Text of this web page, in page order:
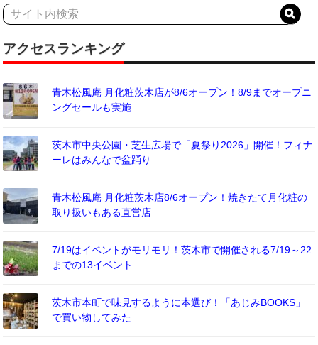
アクセスランキング
青木松風庵 月化粧茨木店が8/6オープン！8/9までオープニ
ングセールも実施
茨木市中央公園・芝生広場で「夏祭り2026」開催！フィナ
ーレはみんなで盆踊り
青木松風庵 月化粧茨木店8/6オープン！焼きたて月化粧の
取り扱いもある直営店
7/19はイベントがモリモリ！茨木市で開催される7/19～22
までの13イベント
茨木市本町で味見するように本選び！「あじみBOOKS」
で買い物してみた